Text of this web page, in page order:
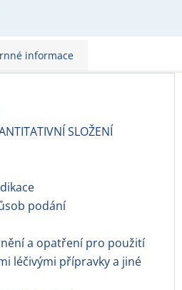
informace
SLOŽENÍ
podání
a opatření pro použití
léčivými přípravky a jiné